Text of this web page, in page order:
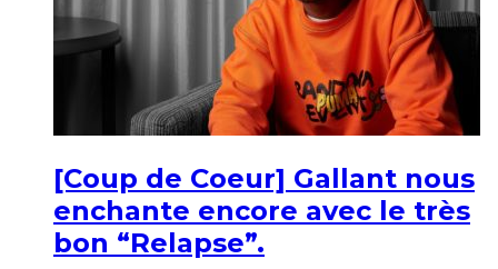
[Coup de Coeur] Gallant nous
enchante encore avec le très
bon “Relapse”.